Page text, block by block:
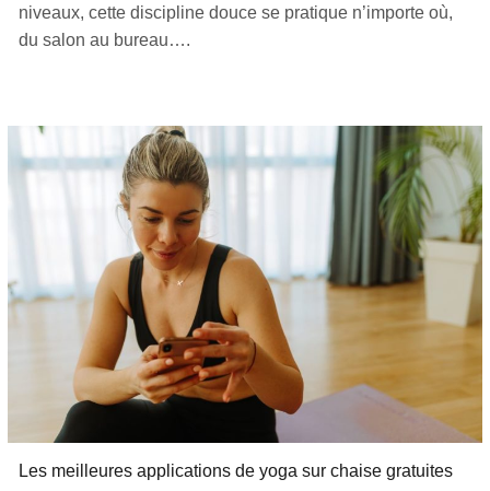
niveaux, cette discipline douce se pratique n’importe où,
du salon au bureau….
Les meilleures applications de yoga sur chaise gratuites